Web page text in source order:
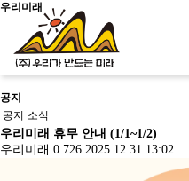
우리미래
신청문의
공지
공지
소식
우리미래 휴무 안내 (1/1~1/2)
우리미래 0 726 2025.12.31 13:02